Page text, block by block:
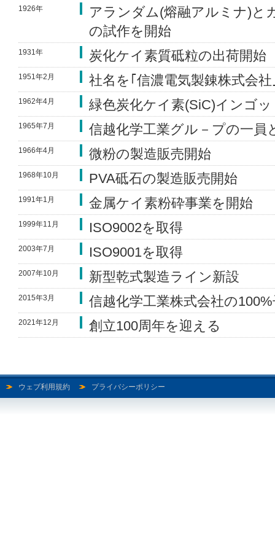
1926年
アランダム(熔融アルミナ)と
の試作を開始
1931年 炭化ケイ素質砥粒の出荷開始
1951年2月 社名を｢信濃電気製錬株式会
1962年4月 緑色炭化ケイ素(SiC)インゴ
1965年7月 信越化学工業グル－プの一員
1966年4月 微粉の製造販売開始
1968年10月 PVA砥石の製造販売開始
1991年1月 金属ケイ素粉砕事業を開始
1999年11月 ISO9002を取得
2003年7月 ISO9001を取得
2007年10月 新型乾式製造ライン新設
2015年3月 信越化学工業株式会社の
2021年12月 創立100周年を迎える
ウェブ利用規約 プライバシーポリシー